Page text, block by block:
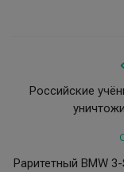
Российские
Раритетный BMW